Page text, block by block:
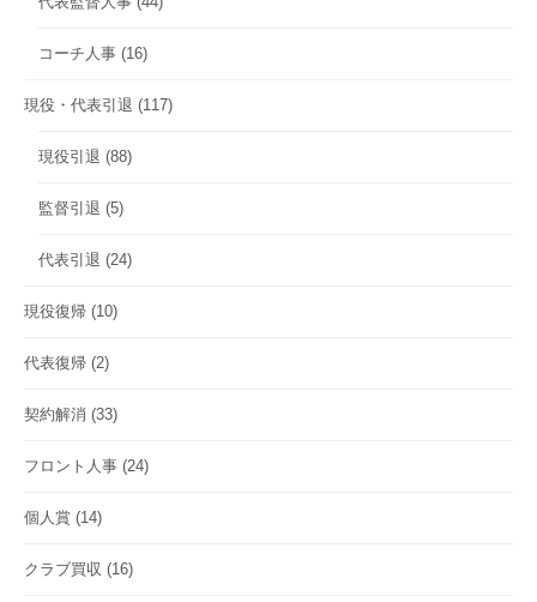
コーチ人事 (16)
現役・代表引退 (117)
現役引退 (88)
監督引退 (5)
代表引退 (24)
現役復帰 (10)
代表復帰 (2)
契約解消 (33)
フロント人事 (24)
個人賞 (14)
クラブ買収 (16)